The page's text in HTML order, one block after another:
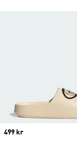
Price
499 kr